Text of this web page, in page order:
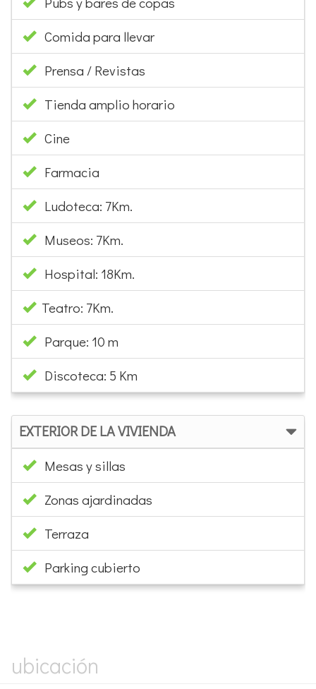
Comida para llevar
Prensa / Revistas
Tienda amplio horario
Cine
Farmacia
Ludoteca: 7Km.
Museos: 7Km.
Hospital: 18Km.
Teatro: 7Km.
Parque: 10 m
Discoteca: 5 Km
EXTERIOR DE LA VIVIENDA
Mesas y sillas
Zonas ajardinadas
Terraza
Parking cubierto
ubicación